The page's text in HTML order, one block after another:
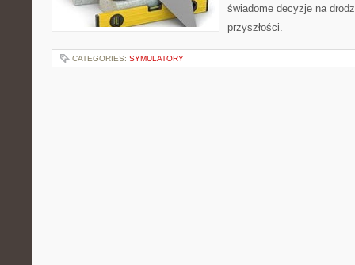
świadome decyzje na
przyszłości.
CATEGORIES: SYMULATORY